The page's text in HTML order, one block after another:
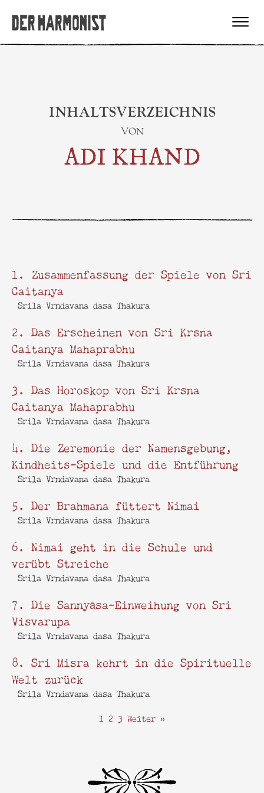
INHALTSVERZEICHNIS
VON
ADI KHAND
1. Zusammenfassung der Spiele von Sri
Caitanya
Srila Vrndavana dasa Thakura
2. Das Erscheinen von Sri Krsna
Caitanya Mahaprabhu
Srila Vrndavana dasa Thakura
3. Das Horoskop von Sri Krsna
Caitanya Mahaprabhu
Srila Vrndavana dasa Thakura
4. Die Zeremonie der Namensgebung,
Kindheits-Spiele und die Entführung
Srila Vrndavana dasa Thakura
5. Der Brahmana füttert Nimai
Srila Vrndavana dasa Thakura
6. Nimai geht in die Schule und
verübt Streiche
Srila Vrndavana dasa Thakura
7. Die Sannyāsa-Einweihung von Sri
Visvarupa
Srila Vrndavana dasa Thakura
8. Sri Misra kehrt in die Spirituelle
Welt zurück
Srila Vrndavana dasa Thakura
1 2 3 Weiter »